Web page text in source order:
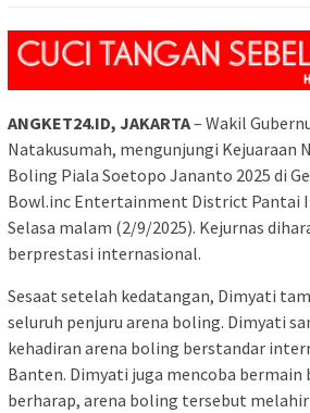
ANGKET24.ID, JAKARTA– Wakil
Natakusumah, mengunjungi Kejuaraan
Boling Piala Soetopo Jananto 2025 di
Bowl.inc Entertainment District Pantai
Selasa malam (2/9/2025). Kejurnas
berprestasi internasional.
Sesaat setelah kedatangan, Dimyati
seluruh penjuru arena boling. Dimyati
kehadiran arena boling berstandar
Banten. Dimyati juga mencoba bermain
berharap, arena boling tersebut